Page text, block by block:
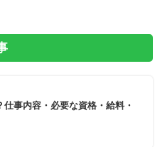
事内容・必要な資格・給料・